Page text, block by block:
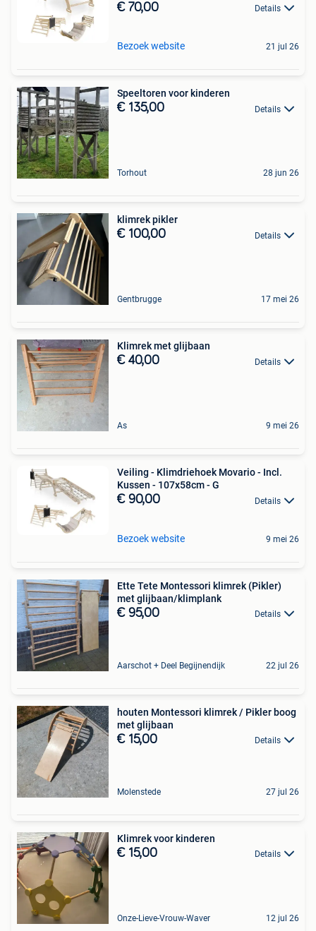
€ 70,00 Details
Bezoek website 21 jul 26
Speeltoren voor kinderen
€ 135,00 Details
Torhout 28 jun 26
klimrek pikler
€ 100,00 Details
Gentbrugge 17 mei 26
Klimrek met glijbaan
€ 40,00 Details
As 9 mei 26
Veiling - Klimdriehoek Movario - Incl.
Kussen - 107x58cm - G
€ 90,00 Details
Bezoek website 9 mei 26
Ette Tete Montessori klimrek (Pikler)
met glijbaan/klimplank
€ 95,00 Details
Aarschot + Deel Begijnendijk 22 jul 26
houten Montessori klimrek / Pikler boog
met glijbaan
€ 15,00 Details
Molenstede 27 jul 26
Klimrek voor kinderen
€ 15,00 Details
Onze-Lieve-Vrouw-Waver 12 jul 26